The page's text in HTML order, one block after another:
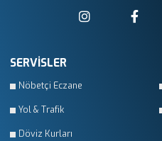
SERVİSLER
Nöbetçi Eczane
Yol & Trafik
Döviz Kurları